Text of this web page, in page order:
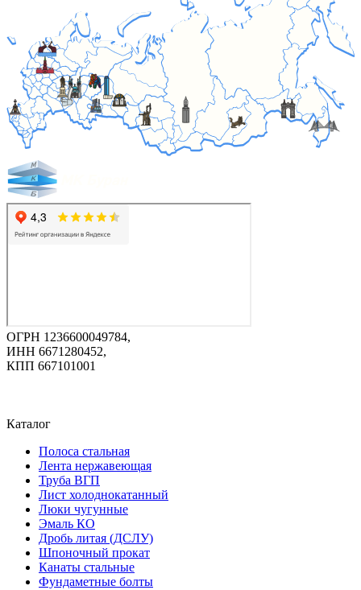
ОГРН 1236600049784,
ИНН 6671280452,
КПП 667101001
Каталог
Полоса стальная
Лента нержавеющая
Труба ВГП
Лист холоднокатанный
Люки чугунные
Эмаль КО
Дробь литая (ДСЛУ)
Шпоночный прокат
Канаты стальные
Фундаметные болты